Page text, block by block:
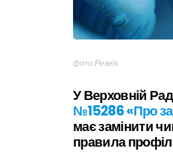
фото:Pexels
У Верховній
№15286«Про
має замінити
правила